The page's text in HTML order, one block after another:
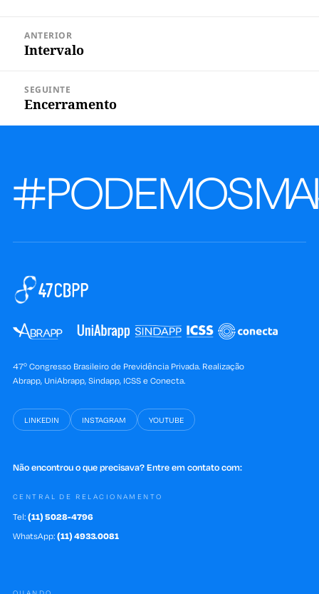
ANTERIOR
Post
Intervalo
SEGUINTE
Próximo
Encerramento
#PODEMOS
47º Congresso Brasileiro de Previdência Privada. Realização
Abrapp, UniAbrapp, Sindapp, ICSS e Conecta.
LINKEDIN INSTAGRAM YOUTUBE
Não encontrou o que precisava? Entre em contato com:
CENTRAL DE RELACIONAMENTO
Tel: (11) 5028-4796
WhatsApp: (11) 4933.0081